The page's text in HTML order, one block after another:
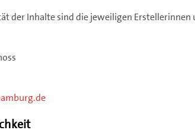
der Inhalte sind die jeweiligen